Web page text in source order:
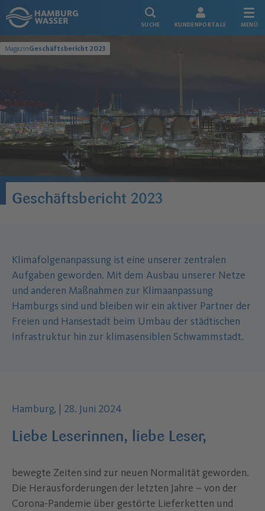
Link zur Startseite
SUCHE KUNDENPORTALE MENÜ
MagazinGeschäftsbericht 2023
Geschäftsbericht 2023
Klimafolgenanpassung ist eine unserer zentralen
Aufgaben geworden. Mit dem Ausbau unserer Netze
und anderen Maßnahmen zur Klimaanpassung
Hamburgs sind und bleiben wir ein aktiver Partner der
Freien und Hansestadt beim Umbau der städtischen
Infrastruktur hin zur klimasensiblen Schwammstadt.
Liebe Leserinnen, liebe Leser,
Autor des Inhalts:
Hamburg, | Datum der Veröffentlichung:
28. Juni 2024
bewegte Zeiten sind zur neuen Normalität geworden.
Die Herausforderungen der letzten Jahre – von der
Corona-Pandemie über gestörte Lieferketten und